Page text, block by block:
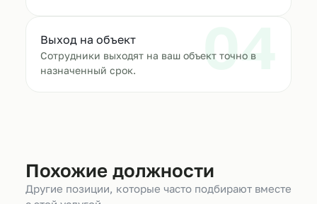
04
Выход на объект
Сотрудники выходят на ваш объект точно в
назначенный срок.
Похожие должности
Другие позиции, которые часто подбирают вместе